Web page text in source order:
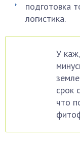
подготовка
логистика.
У
срок
что